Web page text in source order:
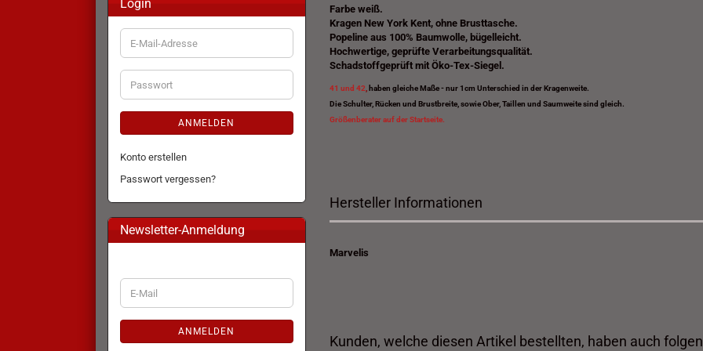
Farbe weiß.
Kragen New York Kent, ohne Brusttasche.
Popeline aus 100% Baumwolle, bügelleicht.
Hochwertige, geprüfte Verarbeitungsqualität.
Schadstoffgeprüft mit Öko-Tex-Siegel.
41 und 42
haben gleiche Maße - nur 1cm Unterschied in der Kragenweite.
Die Schulter, Rücken und Brustbreite, sowie Ober, Taillen und Saumweite sind gleich.
Größenberater auf der Startseite.
Hersteller Informationen
Marvelis
Kunden, welche diesen Artikel bestellten, haben auch
Login
E-
Mail-
Adresse
Passwort
ANMELDEN
Konto erstellen
Passwort vergessen?
Newsletter-Anmeldung
WEITER
ZUR
ANMELDUNG
E-
Mail
ANMELDEN